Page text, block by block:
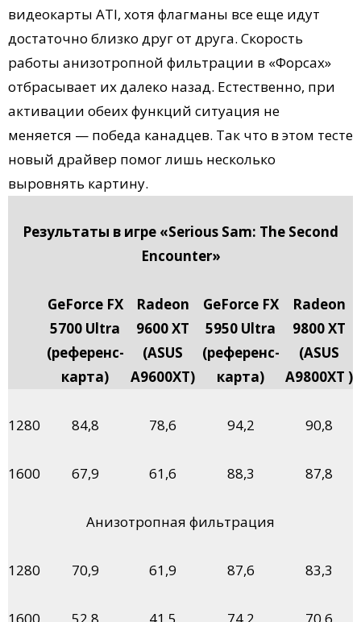
видеокарты ATI, хотя флагманы все еще идут
достаточно близко друг от друга. Скорость
работы анизотропной фильтрации в «Форсах»
отбрасывает их далеко назад. Естественно, при
активации обеих функций ситуация не
меняется — победа канадцев. Так что в этом тесте
новый драйвер помог лишь несколько
выровнять картину.
Результаты в игре «Serious Sam: The Second
Encounter»
GeForce FX
5700 Ultra
(референс-
карта)
Radeon
9600 XT
(ASUS
A9600XT)
GeForce FX
5950 Ultra
(референс-
карта)
Radeon
9800 XT
(ASUS
A9800XT )
1280 84,8 78,6 94,2 90,8
1600 67,9 61,6 88,3 87,8
Анизотропная фильтрация
1280 70,9 61,9 87,6 83,3